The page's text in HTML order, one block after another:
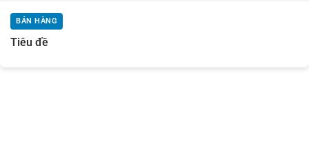
BÁN HÀNG
Tiêu đề